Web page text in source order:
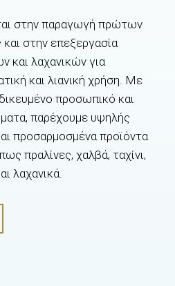
στην παραγωγή πρώτων
στην επεξεργασία
και λαχανικών για
και λιανική χρήση. Με
προσωπικό και
παρέχουμε υψηλής
προσαρμοσμένα προϊόντα
πραλίνες, χαλβά, ταχίνι,
λαχανικά.